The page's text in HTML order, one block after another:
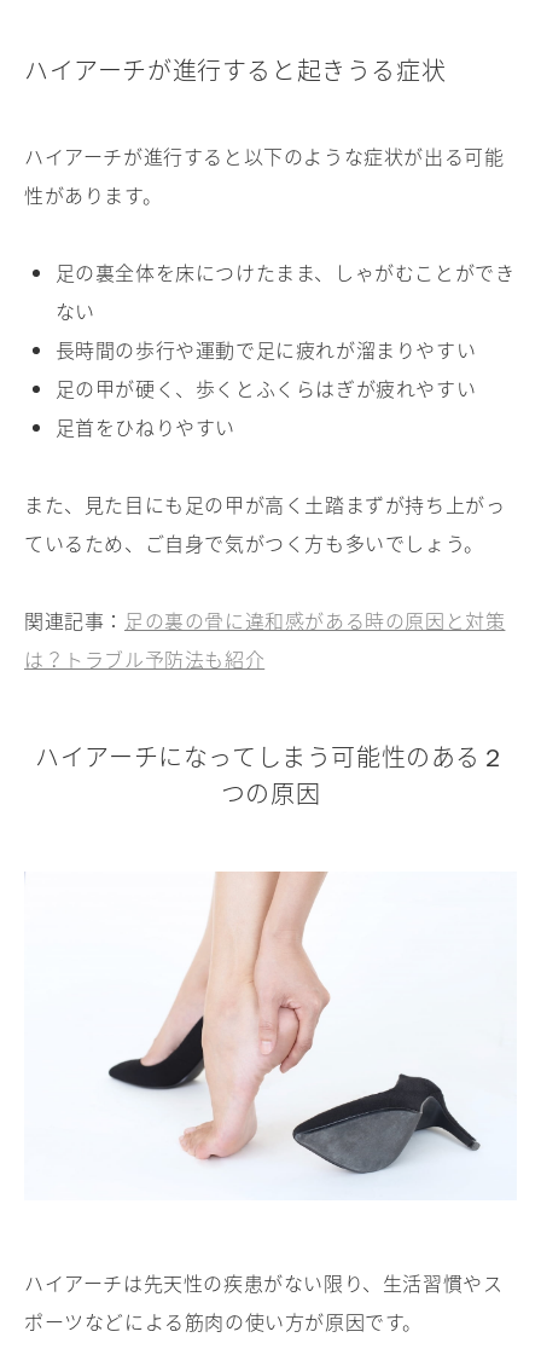
ハイアーチが進行すると起きうる症状
ハイアーチが進行すると以下のような症状が出る可能
性があります。
足の裏全体を床につけたまま、しゃがむことができ
ない
長時間の歩行や運動で足に疲れが溜まりやすい
足の甲が硬く、歩くとふくらはぎが疲れやすい
足首をひねりやすい
また、見た目にも足の甲が高く土踏まずが持ち上がっ
ているため、ご自身で気がつく方も多いでしょう。
関連記事： 足の裏の骨に違和感がある時の原因と対策
は？トラブル予防法も紹介
ハイアーチになってしまう可能性のある２
つの原因
ハイアーチは先天性の疾患がない限り、生活習慣やス
ポーツなどによる筋肉の使い方が原因です。